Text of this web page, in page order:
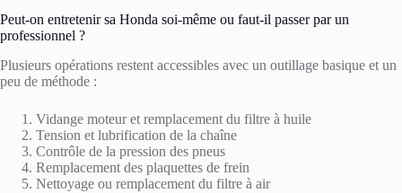
Peut-on entretenir sa Honda soi-même ou faut-il passer par un
professionnel ?
Plusieurs opérations restent accessibles avec un outillage basique et un
peu de méthode :
Vidange moteur et remplacement du filtre à huile
Tension et lubrification de la chaîne
Contrôle de la pression des pneus
Remplacement des plaquettes de frein
Nettoyage ou remplacement du filtre à air